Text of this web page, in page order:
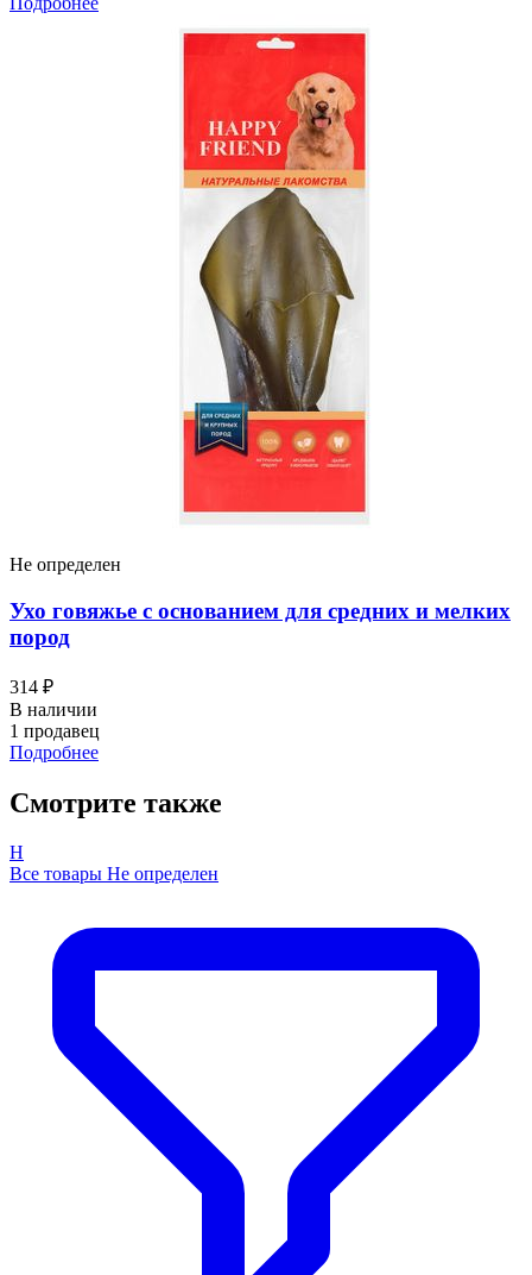
Не определен
Ухо говяжье с основанием для средних и мелких
пород
314 ₽
В наличии
1 продавец
Подробнее
Смотрите также
Н
Все товары Не определен